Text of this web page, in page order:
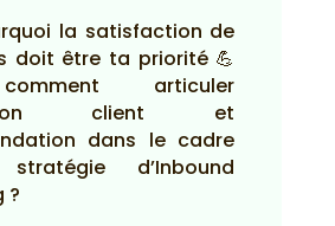
la satisfaction de
doit être ta priorité 💪
articuler
client et
dans le cadre
d’Inbound
?